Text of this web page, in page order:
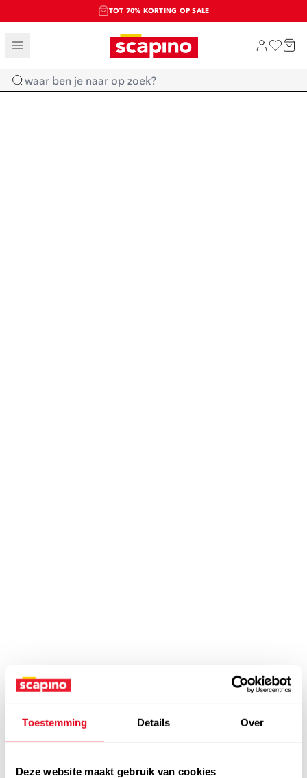
Toestemming Details Over
Deze website maakt gebruik van cookies
TOT 70% KORTING OP SALE
SALE: LAATSTE KANS!
SHOP NIEUW
Home